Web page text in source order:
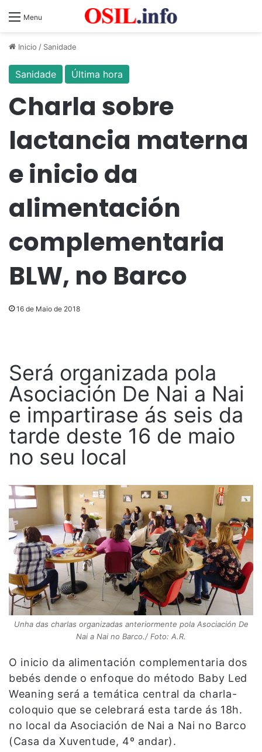
Menu
Inicio / Sanidade
Sanidade Última hora
Charla sobre
lactancia materna
e inicio da
alimentación
complementaria
BLW, no Barco
16 de Maio de 2018
Será organizada pola
Asociación De Nai a Nai
e impartirase ás seis da
tarde deste 16 de maio
no seu local
Unha das charlas organizadas anteriormente pola Asociación De
Nai a Nai no Barco./ Foto: A.R.
O inicio da alimentación complementaria dos
bebés dende o enfoque do método Baby Led
Weaning será a temática central da charla-
coloquio que se celebrará esta tarde ás 18h.
no local da Asociación de Nai a Nai no Barco
(Casa da Xuventude, 4º andar).